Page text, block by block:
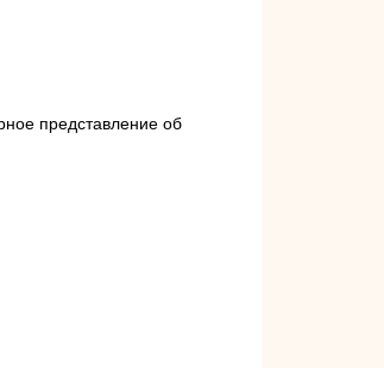
представление об